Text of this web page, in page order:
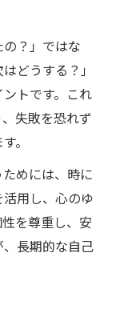
？」ではな
どうする？」
トです。これ
失敗を恐れず
。
めには、時に
用し、心のゆ
を尊重し、安
長期的な自己